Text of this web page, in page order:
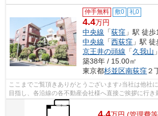
仲手無料 敷0 礼0
4.4万円
中央線 「荻窪 」駅 徒
中央線 「西荻窪 」駅
京王井の頭線 「久我山
築38年 / 15.00㎡
東京都杉並区南荻窪２
ここまでご覧頂きありがとうございます♪当社は他社
目指し、各沿線の各不動産会社様へ直接ご挨拶に行き
様へ提供しております！最新の情報は...
4.4万円 (管理費